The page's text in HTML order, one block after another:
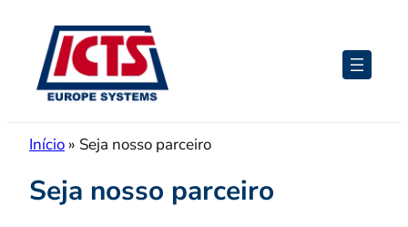
conteúdo
Início » Seja nosso parceiro
Seja nosso parceiro